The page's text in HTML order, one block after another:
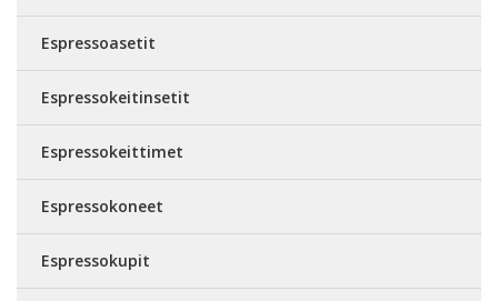
Espressoasetit
Espressokeitinsetit
Espressokeittimet
Espressokoneet
Espressokupit